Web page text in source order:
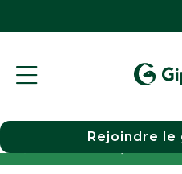
Choisir une
Rejoindre